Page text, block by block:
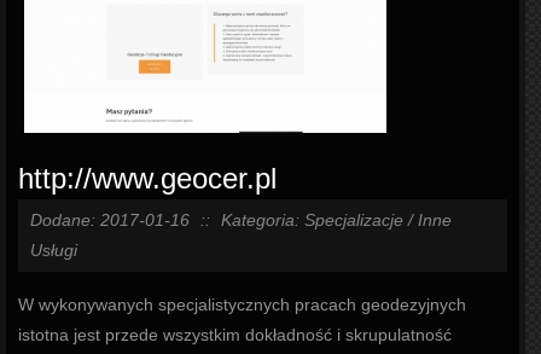
http://www.geocer.pl
Dodane: 2017-01-16 ::
Kategoria: Specjalizacje / Inne
Usługi
W wykonywanych specjalistycznych pracach geodezyjnych
istotna jest przede wszystkim dokładność i skrupulatność